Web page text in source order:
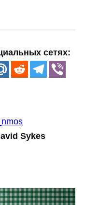
сетях:
Sykes